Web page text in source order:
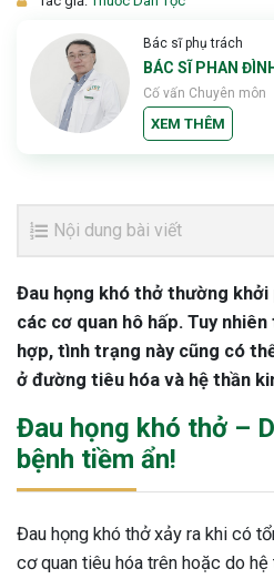
Bác sĩ phụ trách
BÁC SĨ PHAN
Cố vấn Chuyên môn
XEM THÊM
Nội dung bài viết
Đau họng khó thở thường
các cơ quan hô hấp. Tuy
hợp, tình trạng này cũng có
ở đường tiêu hóa và hệ thần
Đau họng khó thở –
bệnh tiềm ẩn!
Đau họng khó thở xảy ra khi có
cơ quan tiêu hóa trên hoặc do